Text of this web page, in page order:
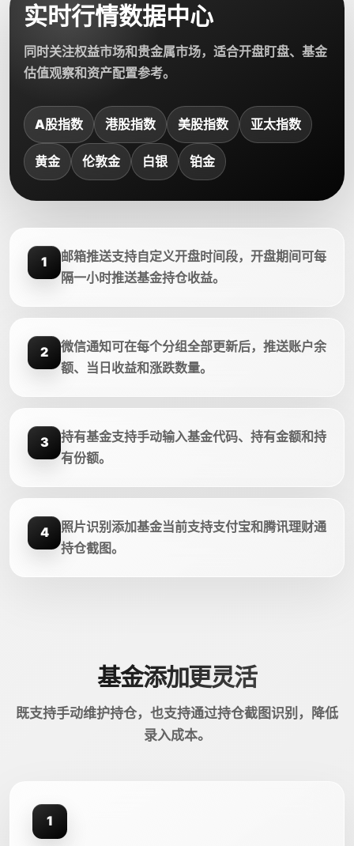
实时行情数据中心
同时关注权益市场和贵金属市场，适合开盘盯盘、基金
估值观察和资产配置参考。
A股指数 港股指数 美股指数 亚太指数
黄金 伦敦金 白银 铂金
1
邮箱推送支持自定义开盘时间段，开盘期间可每
隔一小时推送基金持仓收益。
2
微信通知可在每个分组全部更新后，推送账户余
额、当日收益和涨跌数量。
3
持有基金支持手动输入基金代码、持有金额和持
有份额。
4
照片识别添加基金当前支持支付宝和腾讯理财通
持仓截图。
基金添加更灵活
既支持手动维护持仓，也支持通过持仓截图识别，降低
录入成本。
1